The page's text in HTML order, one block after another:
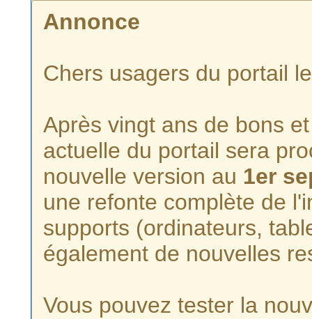
Annonce
Chers usagers du portail
Après vingt ans de bons
actuelle du portail sera
nouvelle version au 1er
une refonte complète de
supports (ordinateurs,
également de nouvelles
Vous pouvez tester la